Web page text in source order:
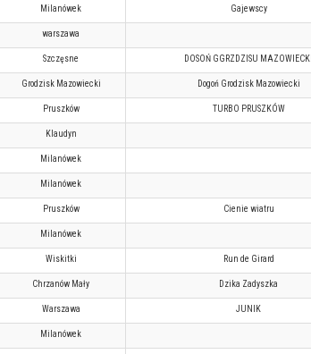
Milanówek Gajewscy
warszawa
Szczęsne DOSOŃ GGRZDZISU MAZOWIECKI
Grodzisk Mazowiecki Dogoń Grodzisk Mazowiecki
Pruszków TURBO PRUSZKÓW
Klaudyn
Milanówek
Milanówek
Pruszków Cienie wiatru
Milanówek
Wiskitki Run de Girard
Chrzanów Mały Dzika Zadyszka
Warszawa JUNIK
Milanówek